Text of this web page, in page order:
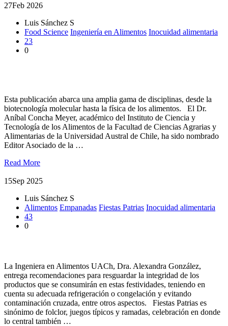
27Feb 2026
Luis Sánchez S
Food Science Ingeniería en Alimentos Inocuidad alimentaria
23
0
Esta publicación abarca una amplia gama de disciplinas, desde la
biotecnología molecular hasta la física de los alimentos. El Dr.
Aníbal Concha Meyer, académico del Instituto de Ciencia y
Tecnología de los Alimentos de la Facultad de Ciencias Agrarias y
Alimentarias de la Universidad Austral de Chile, ha sido nombrado
Editor Asociado de la …
Read More
15Sep 2025
Luis Sánchez S
Alimentos Empanadas Fiestas Patrias Inocuidad alimentaria
43
0
La Ingeniera en Alimentos UACh, Dra. Alexandra González,
entrega recomendaciones para resguardar la integridad de los
productos que se consumirán en estas festividades, teniendo en
cuenta su adecuada refrigeración o congelación y evitando
contaminación cruzada, entre otros aspectos. Fiestas Patrias es
sinónimo de folclor, juegos típicos y ramadas, celebración en donde
lo central también …